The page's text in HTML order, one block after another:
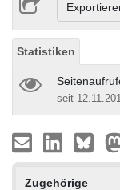
Statistiken
seit
Zugehörige